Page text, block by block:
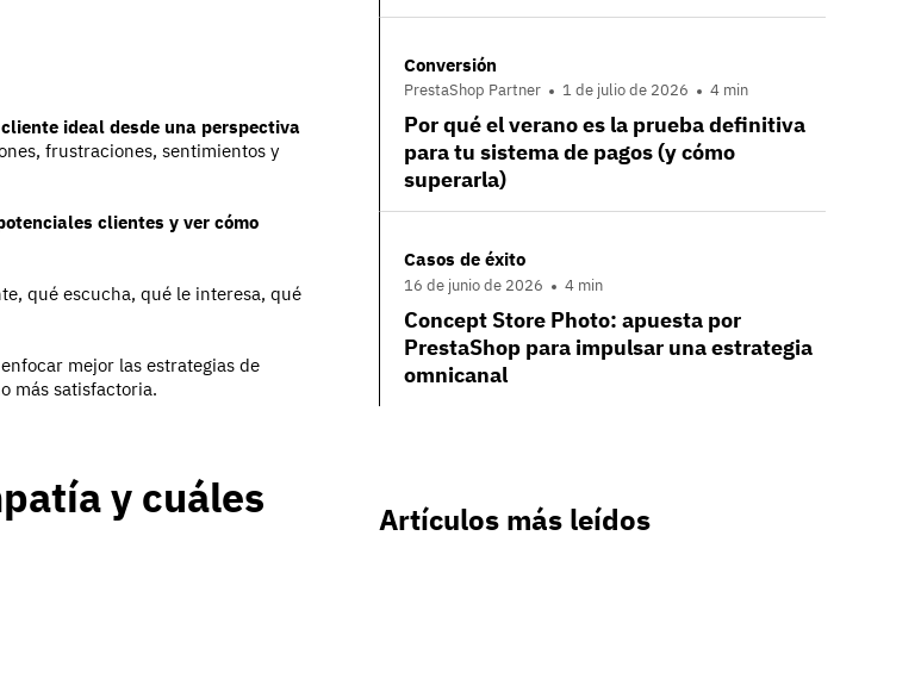
ideal desde una perspectiva
frustraciones, sentimientos y
clientes y ver cómo
qué escucha, qué le interesa, qué
mejor las estrategias de
más satisfactoria.
y cuáles
Conversión
PrestaShop Partner 1 de julio de 2026 4 min
Por qué el verano es la prueba definitiva
para tu sistema de pagos (y cómo
superarla)
Casos de éxito
16 de junio de 2026 4 min
Concept Store Photo: apuesta por
PrestaShop para impulsar una estrategia
omnicanal
Artículos más leídos